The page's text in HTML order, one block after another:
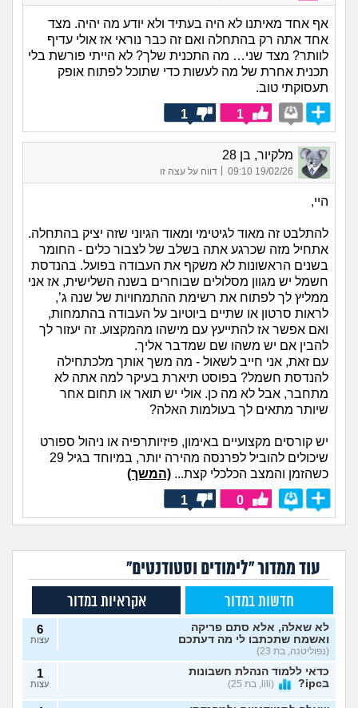
אף אחד מאיתנו לא היה בעתיד ולא יודע מה יהיה. מצד
אחד אתה רק בהתחלה ואם זה כבר נוראי אז אולי עדיף
לוותר? מצד שני… מה התכנית שלך? לא הייתי פורשת בלי
תכנית אחרת של מה לעשות כדי שתוכל לפתוח אופק
תעסוקתי טוב.
1
1
מלקיור, בן 28
19/02/26 09:10 דווח על עצה זו
היי,
להתלבט זה מאוד לגיטימי ומאוד הגיוני שזה יציק בהתחלה.
אתחיל מזה שכרגע אתה בשלב של לצבור כלים - החומר
בשנים הראשונות לא משקף את העבודה בפועל. בהנדסת
חשמל יש מגוון מסלולים שבוחרים בשנה השלישית, אז אני
ממליץ לך לפתוח את רשימת ההתמחויות של שנה ג’,
לראות סרטון או שתיים ביוטיוב על העבודה בהתמחות,
ואם אפשר אז להתייעץ עם מישהו מהמקצוע. זה יעזור לך
להבין אם יש משהו שם שמדבר אליך.
עם זאת, אני חייב לשאול - מה משך אותך מלכתחילה
להנדסת חשמל? בפוסט תיארת בעיקר למה אתה לא
מתחבר, אבל לא מה כן. אולי יש תואר או תחום אחר
שיותר מתאים לך בעולמות האלה?
יש קורסים מקצועיים באימון, פיזיותרפיה או ניהול ספורט
שיכולים להוביל לפרנסה מהירה יותר, במיוחד בגיל 29
כשהזמן והמצב הכלכלי קצת... (המשך)
0
1
עוד ממדור "לימודים וסטודנטים"
חדשות במדור אקראיות במדור
לא שאלה, אלא סתם פריקה
ואשמח שתכתבו לי מה דעתכם
(נפוליטנה, בת 23)
6
עצות
כדאי ללמוד הנהלת חשבונות
בipc?
(lili, בת 25)
1
עצות